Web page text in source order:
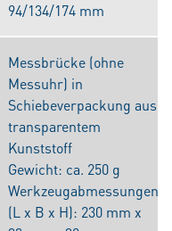
94/134/174 mm
Messbrücke (ohne
Messuhr) in
Schiebeverpackung aus
transparentem
Kunststoff
Gewicht: ca. 250 g
Werkzeugabmessungen
(L x B x H): 230 mm x